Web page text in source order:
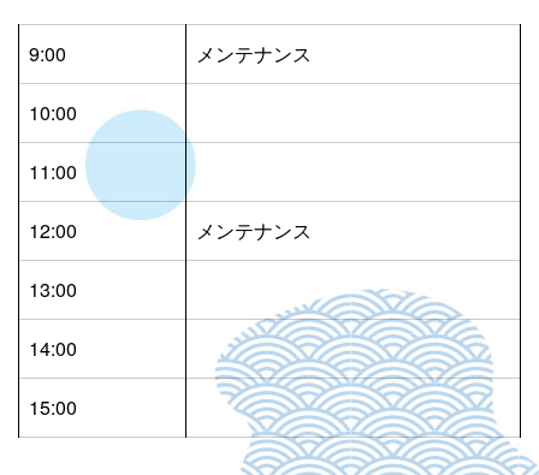
9:00 メンテナンス
10:00
11:00
12:00 メンテナンス
13:00
14:00
15:00